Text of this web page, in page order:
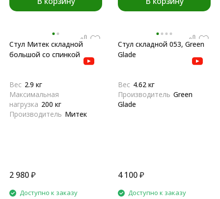
Стул Митек складной
большой со спинкой
Вес 2.9 кг
Максимальная
нагрузка 200 кг
Производитель Митек
2 980₽
Доступно к заказу
Стул складной 053, Green
Glade
Вес 4.62 кг
Производитель Green
Glade
4 100₽
Доступно к заказу